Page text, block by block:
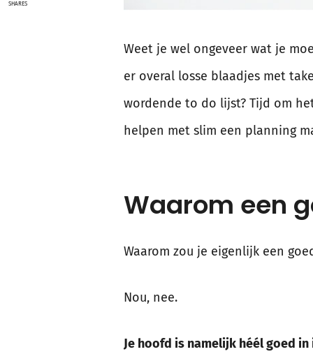
Weet je wel ongeveer wat je
er overal losse blaadjes met
wordende to do lijst? Tijd om
helpen met slim een planning
Waarom een
Waarom zou je eigenlijk een
Nou, nee.
Je hoofd is namelijk héél goed
SHARES